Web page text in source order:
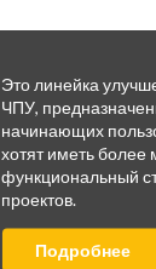
Это линейка
ЧПУ,
начинающих
хотят иметь
функциональный
проектов.
Подробнее